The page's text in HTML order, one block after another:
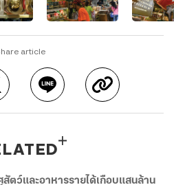
article
สัตว์และอาหารรายได้เกือบแสนล้าน